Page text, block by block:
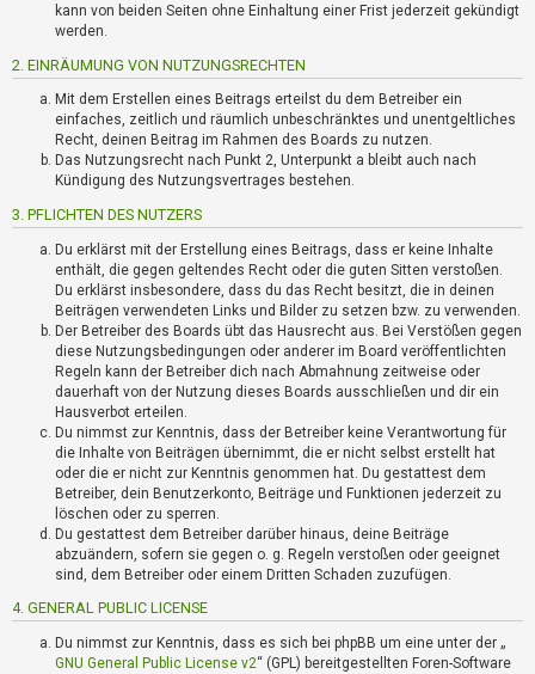
M
L
O
A
Q
kann von beiden Seiten ohne Einhaltung einer Frist jederzeit gekündigt
werden.
2. EINRÄUMUNG VON NUTZUNGSRECHTEN
Mit dem Erstellen eines Beitrags erteilst du dem Betreiber ein
einfaches, zeitlich und räumlich unbeschränktes und unentgeltliches
Recht, deinen Beitrag im Rahmen des Boards zu nutzen.
Das Nutzungsrecht nach Punkt 2, Unterpunkt a bleibt auch nach
Kündigung des Nutzungsvertrages bestehen.
3. PFLICHTEN DES NUTZERS
Du erklärst mit der Erstellung eines Beitrags, dass er keine Inhalte
enthält, die gegen geltendes Recht oder die guten Sitten verstoßen.
Du erklärst insbesondere, dass du das Recht besitzt, die in deinen
Beiträgen verwendeten Links und Bilder zu setzen bzw. zu verwenden.
Der Betreiber des Boards übt das Hausrecht aus. Bei Verstößen gegen
diese Nutzungsbedingungen oder anderer im Board veröffentlichten
Regeln kann der Betreiber dich nach Abmahnung zeitweise oder
dauerhaft von der Nutzung dieses Boards ausschließen und dir ein
Hausverbot erteilen.
Du nimmst zur Kenntnis, dass der Betreiber keine Verantwortung für
die Inhalte von Beiträgen übernimmt, die er nicht selbst erstellt hat
oder die er nicht zur Kenntnis genommen hat. Du gestattest dem
Betreiber, dein Benutzerkonto, Beiträge und Funktionen jederzeit zu
löschen oder zu sperren.
Du gestattest dem Betreiber darüber hinaus, deine Beiträge
abzuändern, sofern sie gegen o. g. Regeln verstoßen oder geeignet
sind, dem Betreiber oder einem Dritten Schaden zuzufügen.
4. GENERAL PUBLIC LICENSE
Du nimmst zur Kenntnis, dass es sich bei phpBB um eine unter der „
GNU General Public License v2“ (GPL) bereitgestellten Foren-Software